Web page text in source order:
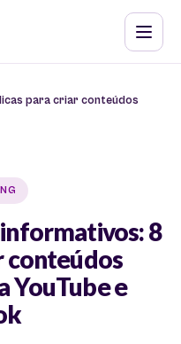
para criar conteúdos
8
conteúdos
YouTube e